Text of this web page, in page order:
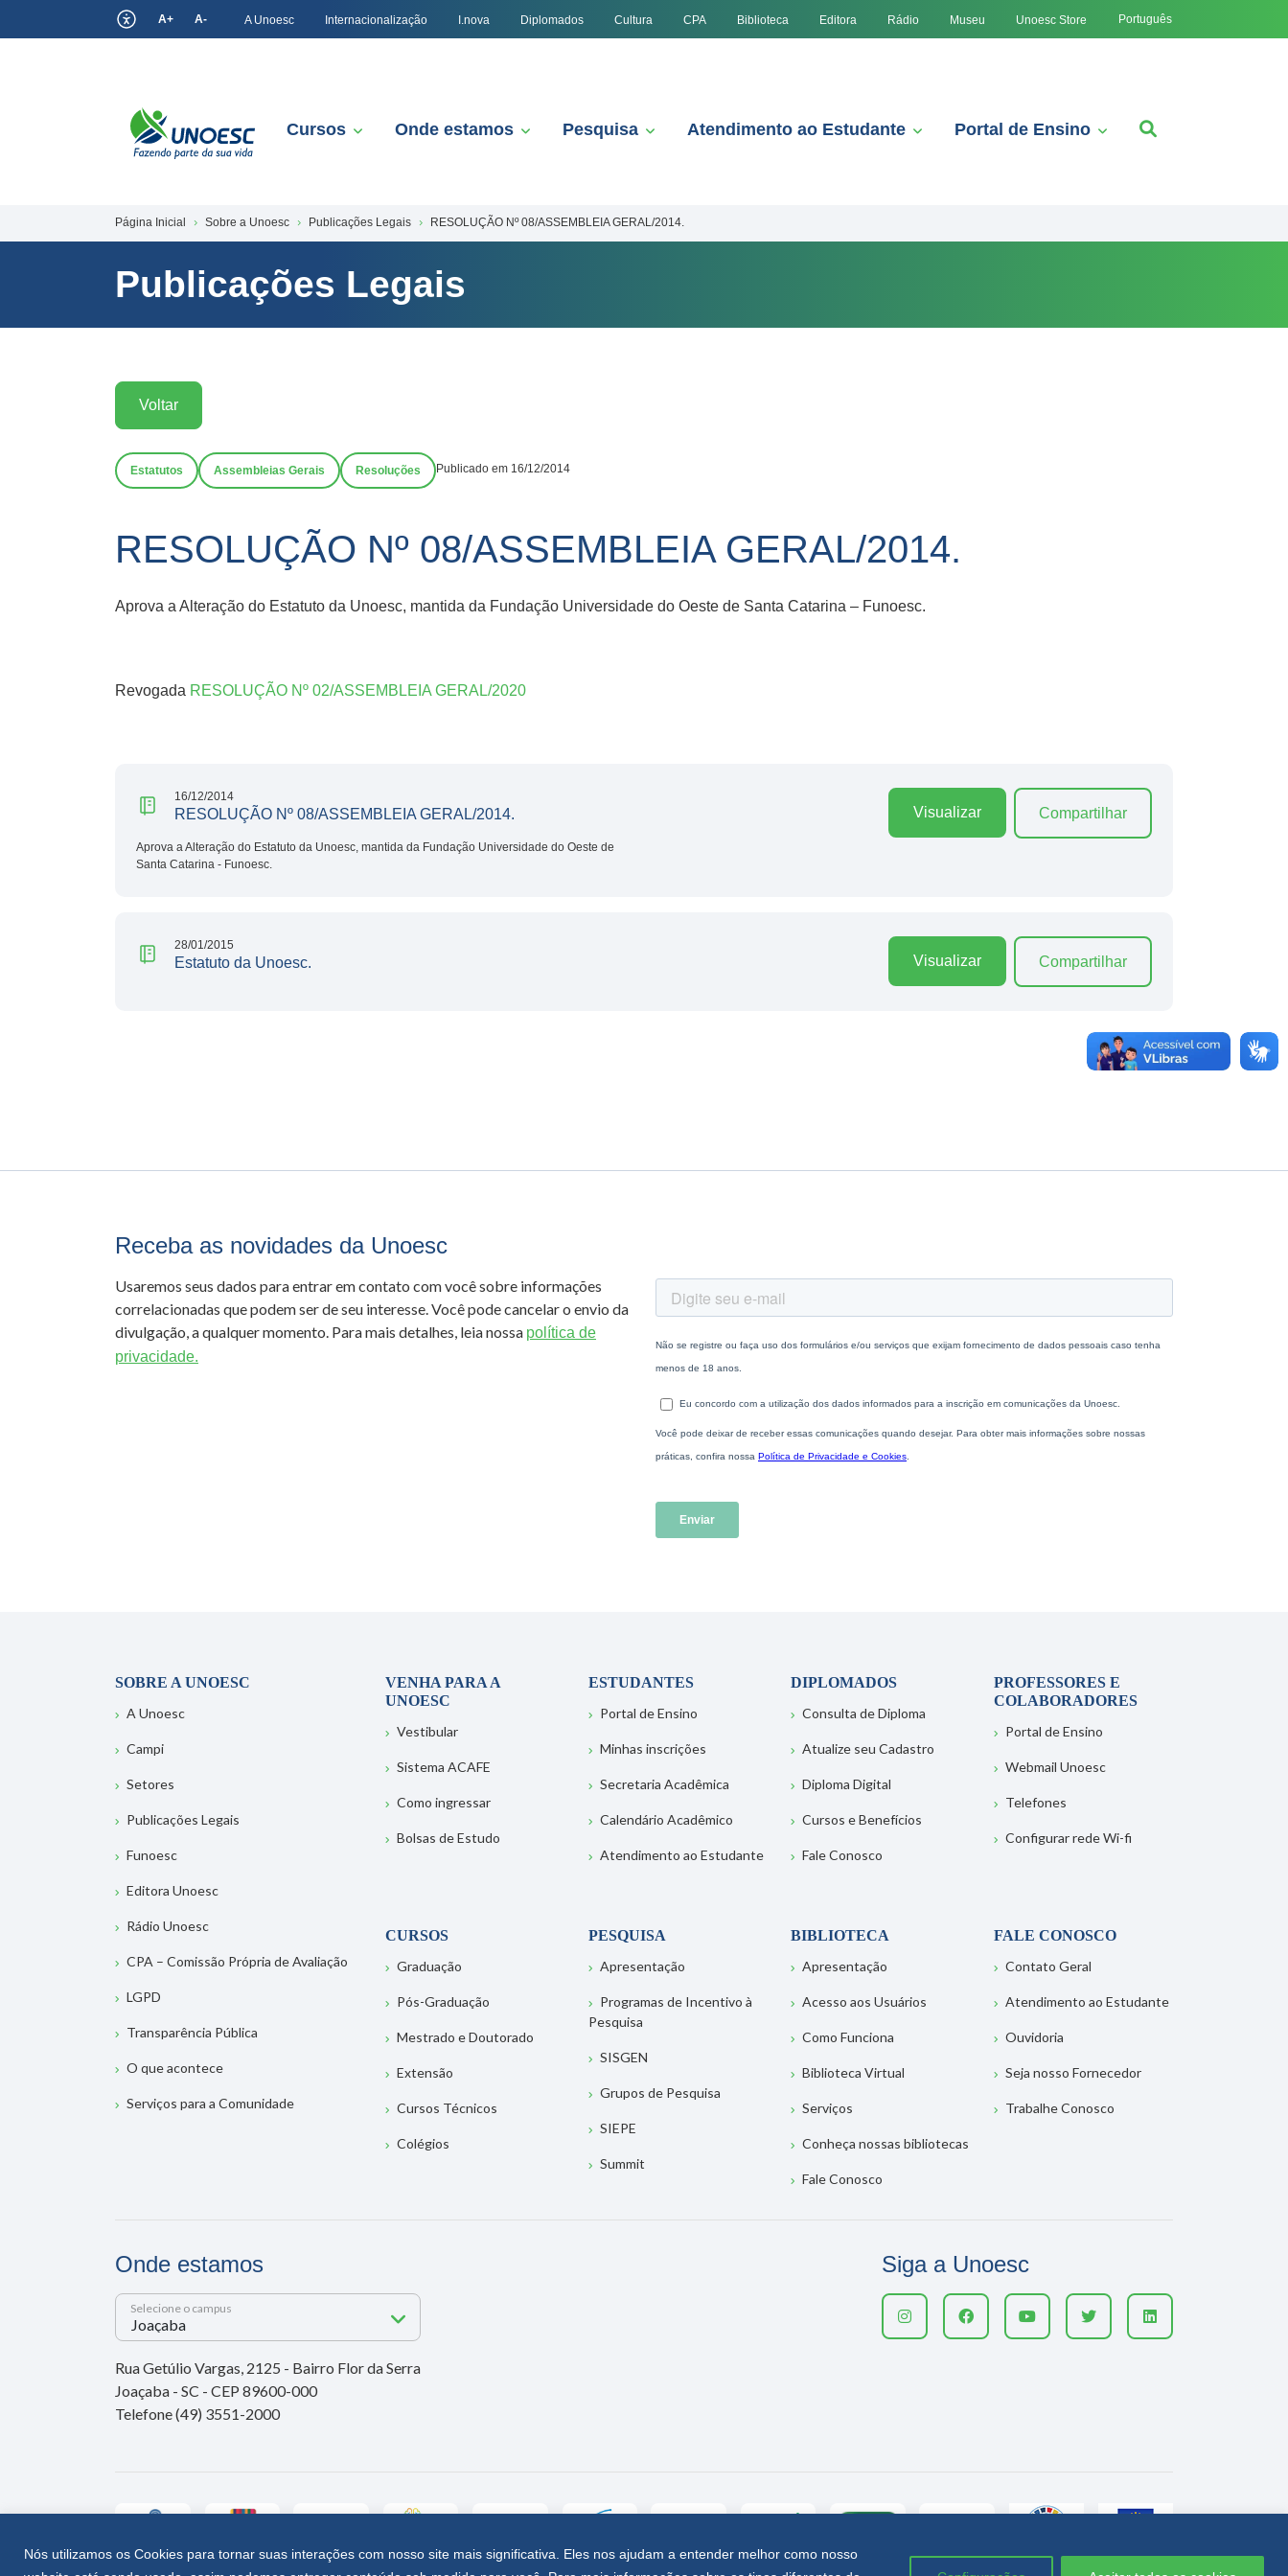
Nós utilizamos os Cookies para tornar suas interações com nosso site mais significativa. Eles nos ajudam a entender melhor como nosso
A+ A- A Unoesc Internacionalização I.nova Diplomados Cultura CPA Biblioteca Editora Rádio Museu Unoesc Store Português
Cursos Onde estamos Pesquisa Atendimento ao Estudante Portal de Ensino
Página Inicial Sobre a Unoesc Publicações Legais RESOLUÇÃO Nº 08/ASSEMBLEIA GERAL/2014.
Publicações Legais
Voltar
Estatutos Assembleias Gerais Resoluções Publicado em 16/12/2014
RESOLUÇÃO Nº 08/ASSEMBLEIA GERAL/2014.
Aprova a Alteração do Estatuto da Unoesc, mantida da Fundação Universidade do Oeste de Santa Catarina – Funoesc.
Revogada RESOLUÇÃO Nº 02/ASSEMBLEIA GERAL/2020
16/12/2014
RESOLUÇÃO Nº 08/ASSEMBLEIA GERAL/2014.
Aprova a Alteração do Estatuto da Unoesc, mantida da Fundação Universidade do Oeste de
Santa Catarina - Funoesc.
Visualizar Compartilhar
28/01/2015
Estatuto da Unoesc. Visualizar Compartilhar
Receba as novidades da Unoesc
Usaremos seus dados para entrar em contato com você sobre informações
correlacionadas que podem ser de seu interesse. Você pode cancelar o envio da
divulgação, a qualquer momento. Para mais detalhes, leia nossa política de
privacidade.
SOBRE A UNOESC
A Unoesc
Campi
Setores
Publicações Legais
Funoesc
Editora Unoesc
Rádio Unoesc
CPA – Comissão Própria de Avaliação
LGPD
Transparência Pública
O que acontece
Serviços para a Comunidade
VENHA PARA A
UNOESC
Vestibular
Sistema ACAFE
Como ingressar
Bolsas de Estudo
ESTUDANTES
Portal de Ensino
Minhas inscrições
Secretaria Acadêmica
Calendário Acadêmico
Atendimento ao Estudante
DIPLOMADOS
Consulta de Diploma
Atualize seu Cadastro
Diploma Digital
Cursos e Benefícios
Fale Conosco
PROFESSORES E
COLABORADORES
Portal de Ensino
Webmail Unoesc
Telefones
Configurar rede Wi-fi
CURSOS
Graduação
Pós-Graduação
Mestrado e Doutorado
Extensão
Cursos Técnicos
Colégios
PESQUISA
Apresentação
Programas de Incentivo à
Pesquisa
SISGEN
Grupos de Pesquisa
SIEPE
Summit
BIBLIOTECA
Apresentação
Acesso aos Usuários
Como Funciona
Biblioteca Virtual
Serviços
Conheça nossas bibliotecas
Fale Conosco
FALE CONOSCO
Contato Geral
Atendimento ao Estudante
Ouvidoria
Seja nosso Fornecedor
Trabalhe Conosco
Onde estamos
Selecione o campus
Rua Getúlio Vargas, 2125 - Bairro Flor da Serra
Joaçaba - SC - CEP 89600-000
Telefone (49) 3551-2000
Siga a Unoesc